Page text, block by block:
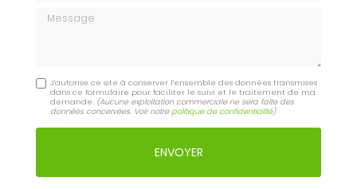
Message
J'autorise ce site à conserver l'ensemble des données transmises
dans ce formulaire pour faciliter le suivi et le traitement de ma
demande. (Aucune exploitation commerciale ne sera faite des
données concervées. Voir notrepolitique de confidentialité)